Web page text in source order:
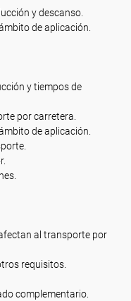
y descanso.
de aplicación.
y tiempos de
por carretera.
de aplicación.
al transporte por
requisitos.
complementario.